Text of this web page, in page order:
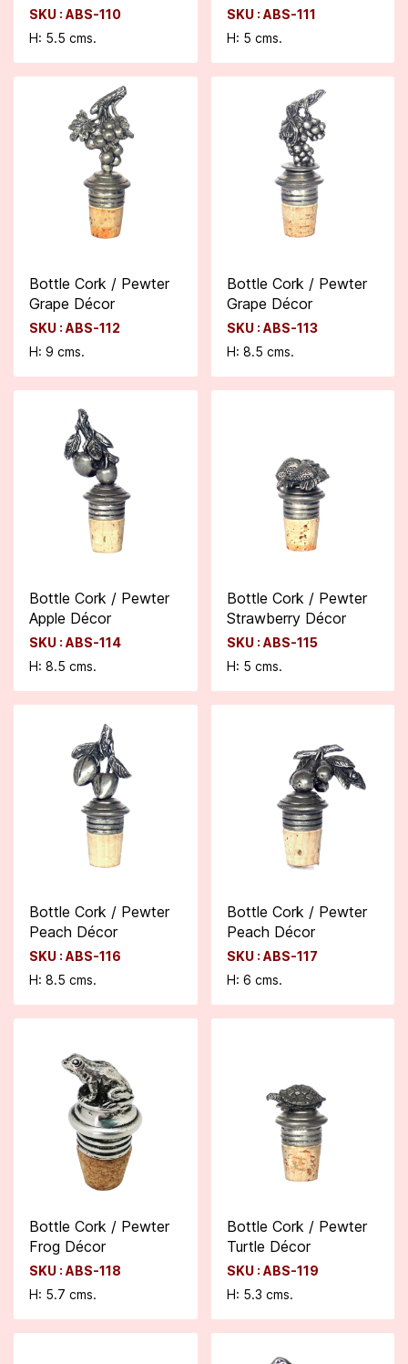
SKU : ABS-110
H: 5.5 cms.
SKU : ABS-111
H: 5 cms.
Bottle Cork / Pewter
Grape Décor
SKU : ABS-112
H: 9 cms.
Bottle Cork / Pewter
Grape Décor
SKU : ABS-113
H: 8.5 cms.
Bottle Cork / Pewter
Apple Décor
SKU : ABS-114
H: 8.5 cms.
Bottle Cork / Pewter
Strawberry Décor
SKU : ABS-115
H: 5 cms.
Bottle Cork / Pewter
Peach Décor
SKU : ABS-116
H: 8.5 cms.
Bottle Cork / Pewter
Peach Décor
SKU : ABS-117
H: 6 cms.
Bottle Cork / Pewter
Frog Décor
SKU : ABS-118
H: 5.7 cms.
Bottle Cork / Pewter
Turtle Décor
SKU : ABS-119
H: 5.3 cms.